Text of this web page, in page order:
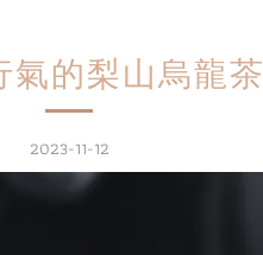
氣的梨山烏龍茶
2023-11-12